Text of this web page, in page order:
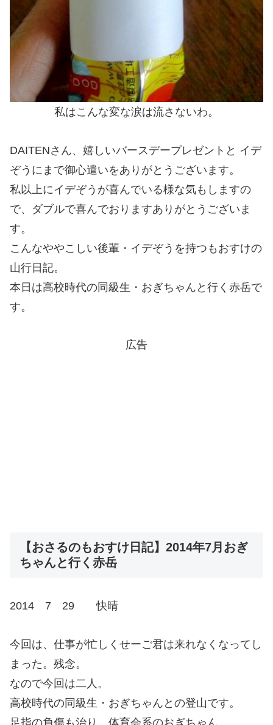
私はこんな変な涙は流さないわ。
DAITENさん、嬉しいバースデープレゼントと イデ
ぞうにまで御心遣いをありがとうございます。
私以上にイデぞうが喜んでいる様な気もしますの
で、ダブルで喜んでおりますありがとうございま
す。
こんなややこしい後輩・イデぞうを持つもおすけの
山行日記。
本日は高校時代の同級生・おぎちゃんと行く赤岳で
す。
広告
【おさるのもおすけ日記】2014年7月おぎ
ちゃんと行く赤岳
2014 7 29 快晴
今回は、仕事が忙しくせーご君は来れなくなってし
まった。残念。
なので今回は二人。
高校時代の同級生・おぎちゃんとの登山です。
足指の負傷も治り、体育会系のおぎちゃん。